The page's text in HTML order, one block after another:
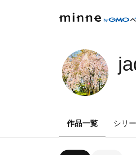
作品一覧 シリ